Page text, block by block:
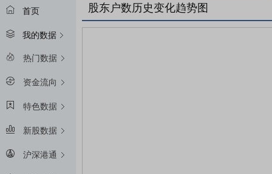
首页
我的数据
热门数据
资金流向
特色数据
新股数据
沪深港通
股东户数历史变化趋势图